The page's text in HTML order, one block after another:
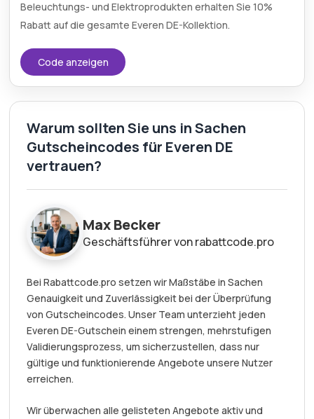
Beleuchtungs- und Elektroprodukten erhalten Sie 10%
Rabatt auf die gesamte Everen DE-Kollektion.
Code anzeigen
Warum sollten Sie uns in Sachen
Gutscheincodes für Everen DE
vertrauen?
Max Becker
Geschäftsführer von rabattcode.pro
Bei Rabattcode.pro setzen wir Maßstäbe in Sachen
Genauigkeit und Zuverlässigkeit bei der Überprüfung
von Gutscheincodes. Unser Team unterzieht jeden
Everen DE-Gutschein einem strengen, mehrstufigen
Validierungsprozess, um sicherzustellen, dass nur
gültige und funktionierende Angebote unsere Nutzer
erreichen.
Wir überwachen alle gelisteten Angebote aktiv und